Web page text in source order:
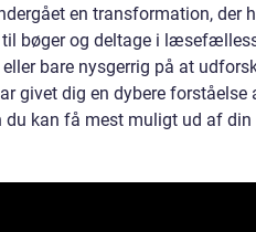
en transformation, der
bøger og deltage i
bare nysgerrig på at
givet dig en dybere
du kan få mest muligt ud af